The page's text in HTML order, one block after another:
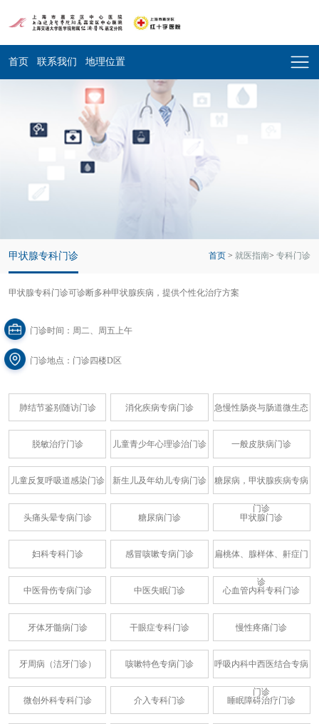
首页 联系我们 地理位置
甲状腺专科门诊 首页 >就医指南>专科门诊
甲状腺专科门诊可诊断多种甲状腺疾病，提供个性化治疗方案
门诊时间：周二、周五上午
门诊地点：门诊四楼D区
肺结节鉴别随访门诊 消化疾病专病门诊 急慢性肠炎与肠道微生态
脱敏治疗门诊 儿童青少年心理诊治门诊 一般皮肤病门诊
儿童反复呼吸道感染门诊 新生儿及年幼儿专病门诊 糖尿病，甲状腺疾病专病
门诊
头痛头晕专病门诊
糖尿病门诊 甲状腺门诊
妇科专科门诊 感冒咳嗽专病门诊 扁桃体、腺样体、鼾症门
诊
中医骨伤专病门诊
中医失眠门诊 心血管内科专科门诊
牙体牙髓病门诊 干眼症专科门诊 慢性疼痛门诊
牙周病（洁牙门诊） 咳嗽特色专病门诊 呼吸内科中西医结合专病
门诊
微创外科专科门诊
介入专科门诊 睡眠障碍治疗门诊